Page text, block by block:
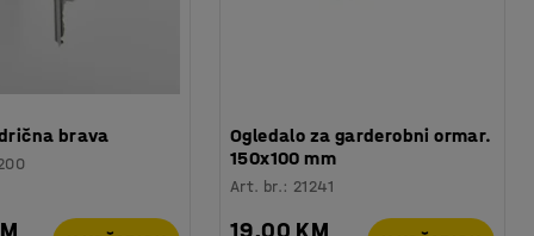
brava
Ogledalo za garderobni ormar.
150x100 mm
Art. br.: 21241
19,00 KM